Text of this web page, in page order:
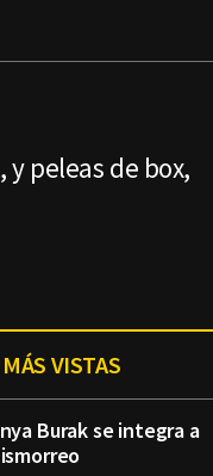
peleas de box,
VISTAS
Burak se integra a